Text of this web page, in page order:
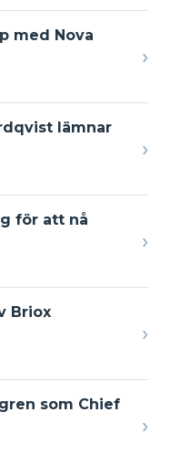
med Nova
›
lämnar
›
för att nå
›
Briox
›
som Chief
›